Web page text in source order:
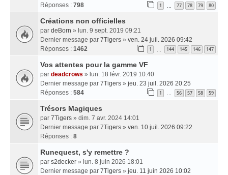
Réponses : 798 1 77 78 79 80
Créations non officielles
par deBorn » lun. 9 sept. 2019 09:21
Dernier message par 7Tigers » ven. 24 juil. 2026 09:42
Réponses : 1462 1 144 145 146 147
Vos attentes pour la gamme VF
par deadcrows » lun. 18 févr. 2019 10:40
Dernier message par 7Tigers » jeu. 23 juil. 2026 20:25
Réponses : 584 1 56 57 58 59
Trésors Magiques
par 7Tigers » dim. 7 avr. 2024 14:01
Dernier message par 7Tigers » ven. 10 juil. 2026 09:22
Réponses : 8
Runequest, s'y remettre ?
par s2decker » lun. 8 juin 2026 18:01
Dernier message par 7Tigers » jeu. 11 juin 2026 10:02